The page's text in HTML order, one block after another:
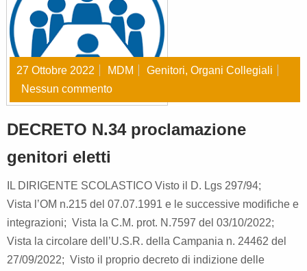
27 Ottobre 2022 MDM Genitori, Organi Collegiali
Nessun commento
DECRETO N.34 proclamazione
genitori eletti
IL DIRIGENTE SCOLASTICO Visto il D. Lgs 297/94;
Vista l’OM n.215 del 07.07.1991 e le successive modifiche e
integrazioni; Vista la C.M. prot. N.7597 del 03/10/2022;
Vista la circolare dell’U.S.R. della Campania n. 24462 del
27/09/2022; Visto il proprio decreto di indizione delle